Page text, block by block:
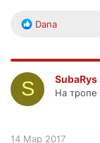
Р
к
ц
и
Dana
S SubaRys
На тропе
14 Мар 2017